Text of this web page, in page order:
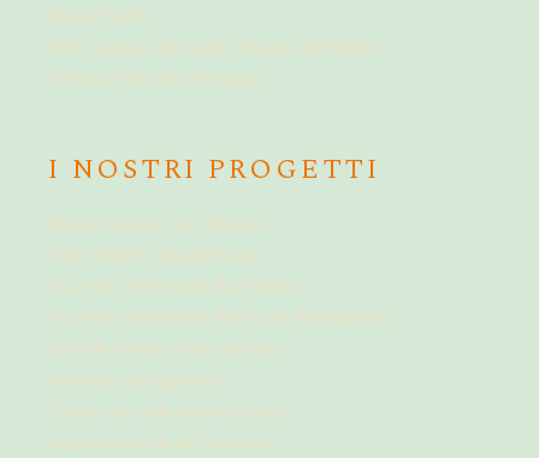
Mami Patch
BIO Cantina {Sociale} Orsogna & Babalù
Olearia Vinicola Orsogna
I NOSTRI PROGETTI
Siamo Pionieri per Natura
Vale 1MQ di Biodiversità
I Lieviti selezionati dai Pollini
I Lieviti selezionati dai frutti Mbriachelli
Dal filo d’erba al filo di lana
Salviamo la ligustica!
Il seme di sulla attiva la vita
Impresa amica delle donne